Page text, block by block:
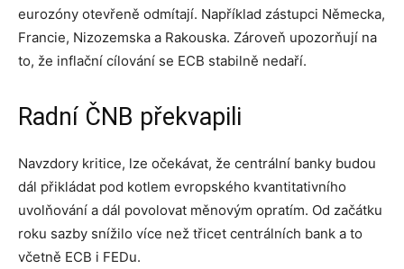
eurozóny otevřeně odmítají. Například zástupci Německa,
Francie, Nizozemska a Rakouska. Zároveň upozorňují na
to, že inflační cílování se ECB stabilně nedaří.
Radní ČNB překvapili
Navzdory kritice, lze očekávat, že centrální banky budou
dál přikládat pod kotlem evropského kvantitativního
uvolňování a dál povolovat měnovým opratím. Od začátku
roku sazby snížilo více než třicet centrálních bank a to
včetně ECB i FEDu.